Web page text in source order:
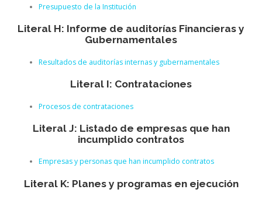
Presupuesto de la Institución
Literal H: Informe de auditorías Financieras y
Gubernamentales
Resultados de auditorías internas y gubernamentales
Literal I: Contrataciones
Procesos de contrataciones
Literal J: Listado de empresas que han
incumplido contratos
Empresas y personas que han incumplido contratos
Literal K: Planes y programas en ejecución